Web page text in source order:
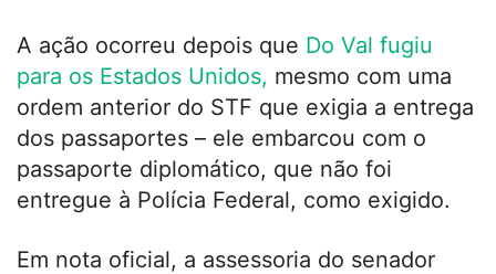
A ação ocorreu depois que Do Val fugiu
para os Estados Unidos, mesmo com uma
ordem anterior do STF que exigia a entrega
dos passaportes – ele embarcou com o
passaporte diplomático, que não foi
entregue à Polícia Federal, como exigido.
Em nota oficial, a assessoria do senador